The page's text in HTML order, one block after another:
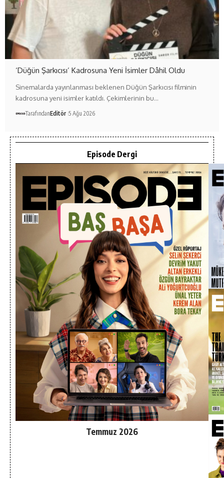
‘Düğün Şarkıcısı’ Kadrosuna Yeni İsimler Dâhil Oldu
Sinemalarda yayınlanması beklenen Düğün Şarkıcısı filminin
kadrosuna yeni isimler katıldı. Çekimlerinin bu…
TarafındanEditör 5 Ağu 2026
Episode Dergi
Temmuz 2026